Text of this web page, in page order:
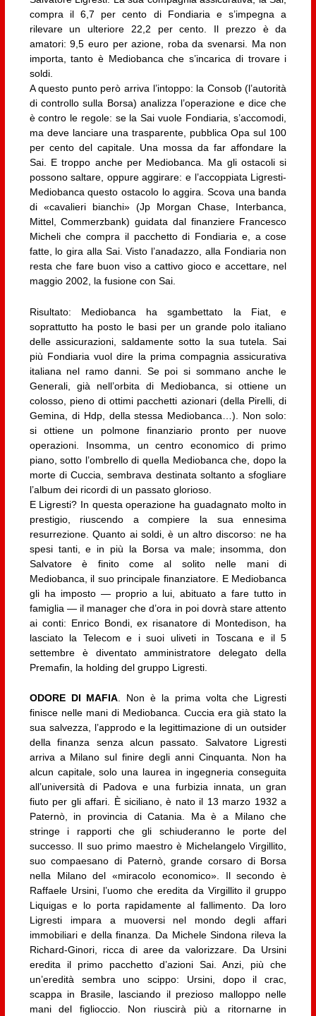
compra il 6,7 per cento di Fondiaria e s’impegna a
rilevare un ulteriore 22,2 per cento. Il prezzo è da
amatori: 9,5 euro per azione, roba da svenarsi. Ma non
importa, tanto è Mediobanca che s’incarica di trovare i
soldi.
A questo punto però arriva l’intoppo: la Consob (l’autorità
di controllo sulla Borsa) analizza l’operazione e dice che
è contro le regole: se la Sai vuole Fondiaria, s’accomodi,
ma deve lanciare una trasparente, pubblica Opa sul 100
per cento del capitale. Una mossa da far affondare la
Sai. E troppo anche per Mediobanca. Ma gli ostacoli si
possono saltare, oppure aggirare: e l’accoppiata Ligresti-
Mediobanca questo ostacolo lo aggira. Scova una banda
di «cavalieri bianchi» (Jp Morgan Chase, Interbanca,
Mittel, Commerzbank) guidata dal finanziere Francesco
Micheli che compra il pacchetto di Fondiaria e, a cose
fatte, lo gira alla Sai. Visto l’anadazzo, alla Fondiaria non
resta che fare buon viso a cattivo gioco e accettare, nel
maggio 2002, la fusione con Sai.
Risultato: Mediobanca ha sgambettato la Fiat, e
soprattutto ha posto le basi per un grande polo italiano
delle assicurazioni, saldamente sotto la sua tutela. Sai
più Fondiaria vuol dire la prima compagnia assicurativa
italiana nel ramo danni. Se poi si sommano anche le
Generali, già nell’orbita di Mediobanca, si ottiene un
colosso, pieno di ottimi pacchetti azionari (della Pirelli, di
Gemina, di Hdp, della stessa Mediobanca…). Non solo:
si ottiene un polmone finanziario pronto per nuove
operazioni. Insomma, un centro economico di primo
piano, sotto l’ombrello di quella Mediobanca che, dopo la
morte di Cuccia, sembrava destinata soltanto a sfogliare
l’album dei ricordi di un passato glorioso.
E Ligresti? In questa operazione ha guadagnato molto in
prestigio, riuscendo a compiere la sua ennesima
resurrezione. Quanto ai soldi, è un altro discorso: ne ha
spesi tanti, e in più la Borsa va male; insomma, don
Salvatore è finito come al solito nelle mani di
Mediobanca, il suo principale finanziatore. E Mediobanca
gli ha imposto — proprio a lui, abituato a fare tutto in
famiglia — il manager che d’ora in poi dovrà stare attento
ai conti: Enrico Bondi, ex risanatore di Montedison, ha
lasciato la Telecom e i suoi uliveti in Toscana e il 5
settembre è diventato amministratore delegato della
Premafin, la holding del gruppo Ligresti.
ODORE DI MAFIA . Non è la prima volta che Ligresti
finisce nelle mani di Mediobanca. Cuccia era già stato la
sua salvezza, l’approdo e la legittimazione di un outsider
della finanza senza alcun passato. Salvatore Ligresti
arriva a Milano sul finire degli anni Cinquanta. Non ha
alcun capitale, solo una laurea in ingegneria conseguita
all’università di Padova e una furbizia innata, un gran
fiuto per gli affari. È siciliano, è nato il 13 marzo 1932 a
Paternò, in provincia di Catania. Ma è a Milano che
stringe i rapporti che gli schiuderanno le porte del
successo. Il suo primo maestro è Michelangelo Virgillito,
suo compaesano di Paternò, grande corsaro di Borsa
nella Milano del «miracolo economico». Il secondo è
Raffaele Ursini, l’uomo che eredita da Virgillito il gruppo
Liquigas e lo porta rapidamente al fallimento. Da loro
Ligresti impara a muoversi nel mondo degli affari
immobiliari e della finanza. Da Michele Sindona rileva la
Richard-Ginori, ricca di aree da valorizzare. Da Ursini
eredita il primo pacchetto d’azioni Sai. Anzi, più che
un’eredità sembra uno scippo: Ursini, dopo il crac,
scappa in Brasile, lasciando il prezioso malloppo nelle
mani del figlioccio. Non riuscirà più a ritornarne in